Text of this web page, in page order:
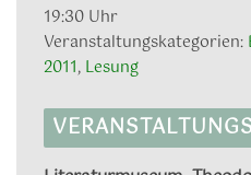
19:30 Uhr
Veranstaltungskategorien:
2011, Lesung